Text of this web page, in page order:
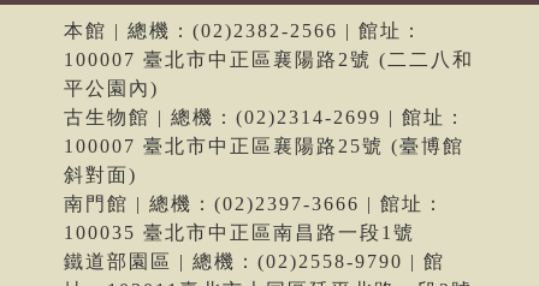
本館 | 總機：(02)2382-2566 | 館址：
100007 臺北市中正區襄陽路2號 (二二八和
平公園內)
古生物館 | 總機：(02)2314-2699 | 館址：
100007 臺北市中正區襄陽路25號 (臺博館
斜對面)
南門館 | 總機：(02)2397-3666 | 館址：
100035 臺北市中正區南昌路一段1號
鐵道部園區 | 總機：(02)2558-9790 | 館